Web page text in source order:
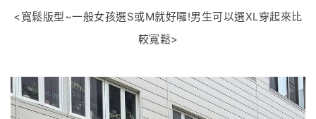
<寬鬆版型~一般女孩選S或M就好囉!男生可以選XL穿起來比
較寬鬆>